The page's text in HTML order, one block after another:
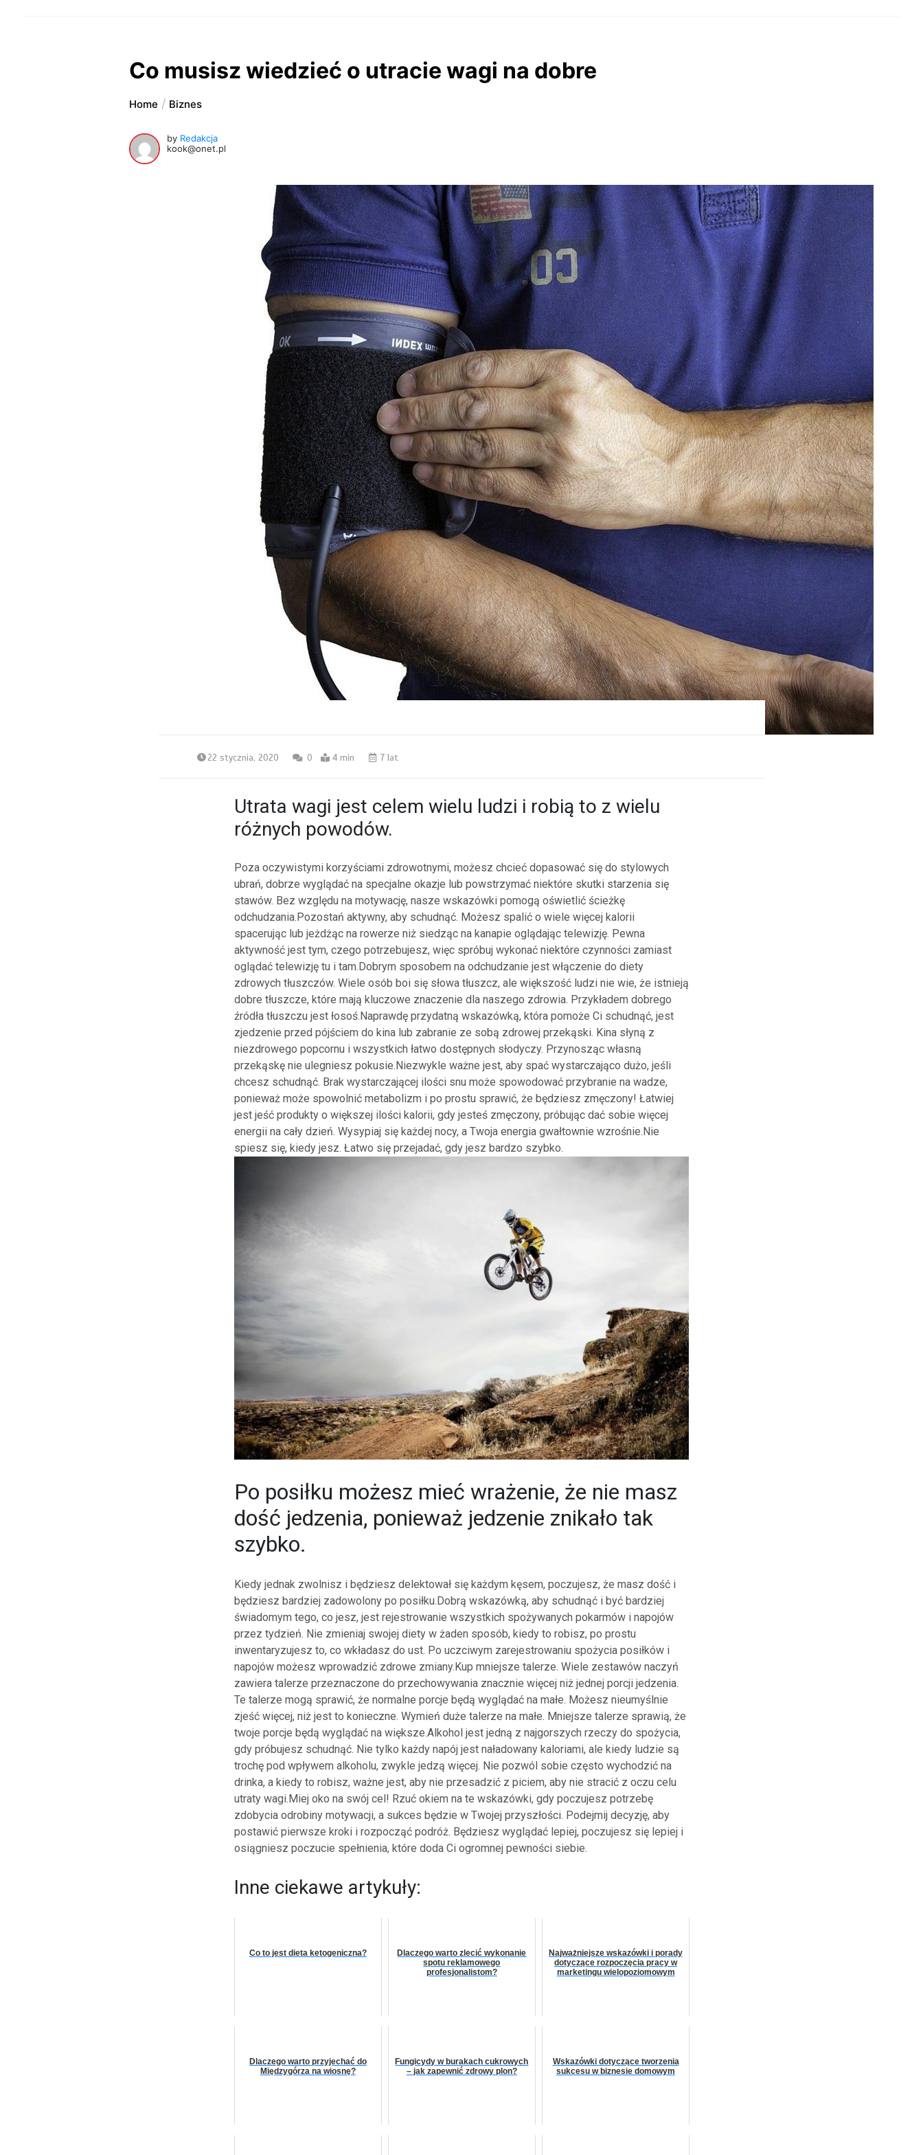
Co musisz wiedzieć o utracie wagi na dobre
Home Biznes
by Redakcja
kook@onet.pl
22 stycznia, 2020 0 4 min 7 lat
Utrata wagi jest celem wielu ludzi i robią to z wielu
różnych powodów.
Poza oczywistymi korzyściami zdrowotnymi, możesz chcieć dopasować się do stylowych
ubrań, dobrze wyglądać na specjalne okazje lub powstrzymać niektóre skutki starzenia się
stawów. Bez względu na motywację, nasze wskazówki pomogą oświetlić ścieżkę
odchudzania.Pozostań aktywny, aby schudnąć. Możesz spalić o wiele więcej kalorii
spacerując lub jeżdżąc na rowerze niż siedząc na kanapie oglądając telewizję. Pewna
aktywność jest tym, czego potrzebujesz, więc spróbuj wykonać niektóre czynności zamiast
oglądać telewizję tu i tam.Dobrym sposobem na odchudzanie jest włączenie do diety
zdrowych tłuszczów. Wiele osób boi się słowa tłuszcz, ale większość ludzi nie wie, że istnieją
dobre tłuszcze, które mają kluczowe znaczenie dla naszego zdrowia. Przykładem dobrego
źródła tłuszczu jest łosoś.Naprawdę przydatną wskazówką, która pomoże Ci schudnąć, jest
zjedzenie przed pójściem do kina lub zabranie ze sobą zdrowej przekąski. Kina słyną z
niezdrowego popcornu i wszystkich łatwo dostępnych słodyczy. Przynosząc własną
przekąskę nie ulegniesz pokusie.Niezwykle ważne jest, aby spać wystarczająco dużo, jeśli
chcesz schudnąć. Brak wystarczającej ilości snu może spowodować przybranie na wadze,
ponieważ może spowolnić metabolizm i po prostu sprawić, że będziesz zmęczony! Łatwiej
jest jeść produkty o większej ilości kalorii, gdy jesteś zmęczony, próbując dać sobie więcej
energii na cały dzień. Wysypiaj się każdej nocy, a Twoja energia gwałtownie wzrośnie.Nie
spiesz się, kiedy jesz. Łatwo się przejadać, gdy jesz bardzo szybko.
Po posiłku możesz mieć wrażenie, że nie masz
dość jedzenia, ponieważ jedzenie znikało tak
szybko.
Kiedy jednak zwolnisz i będziesz delektował się każdym kęsem, poczujesz, że masz dość i
będziesz bardziej zadowolony po posiłku.Dobrą wskazówką, aby schudnąć i być bardziej
świadomym tego, co jesz, jest rejestrowanie wszystkich spożywanych pokarmów i napojów
przez tydzień. Nie zmieniaj swojej diety w żaden sposób, kiedy to robisz, po prostu
inwentaryzujesz to, co wkładasz do ust. Po uczciwym zarejestrowaniu spożycia posiłków i
napojów możesz wprowadzić zdrowe zmiany.Kup mniejsze talerze. Wiele zestawów naczyń
zawiera talerze przeznaczone do przechowywania znacznie więcej niż jednej porcji jedzenia.
Te talerze mogą sprawić, że normalne porcje będą wyglądać na małe. Możesz nieumyślnie
zjeść więcej, niż jest to konieczne. Wymień duże talerze na małe. Mniejsze talerze sprawią, że
twoje porcje będą wyglądać na większe.Alkohol jest jedną z najgorszych rzeczy do spożycia,
gdy próbujesz schudnąć. Nie tylko każdy napój jest naładowany kaloriami, ale kiedy ludzie są
trochę pod wpływem alkoholu, zwykle jedzą więcej. Nie pozwól sobie często wychodzić na
drinka, a kiedy to robisz, ważne jest, aby nie przesadzić z piciem, aby nie stracić z oczu celu
utraty wagi.Miej oko na swój cel! Rzuć okiem na te wskazówki, gdy poczujesz potrzebę
zdobycia odrobiny motywacji, a sukces będzie w Twojej przyszłości. Podejmij decyzję, aby
postawić pierwsze kroki i rozpocząć podróż. Będziesz wyglądać lepiej, poczujesz się lepiej i
osiągniesz poczucie spełnienia, które doda Ci ogromnej pewności siebie.
Inne ciekawe artykuły:
Co to jest dieta ketogeniczna?
Dlaczego warto zlecić wykonanie
spotu reklamowego
profesjonalistom?
Najważniejsze wskazówki i porady
dotyczące rozpoczęcia pracy w
marketingu wielopoziomowym
Dlaczego warto przyjechać do
Międzygórza na wiosnę?
Fungicydy w burakach cukrowych
– jak zapewnić zdrowy plon?
Wskazówki dotyczące tworzenia
sukcesu w biznesie domowym